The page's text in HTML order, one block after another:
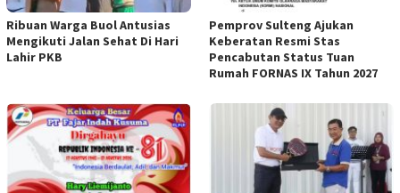
Ribuan Warga Buol Antusias
Mengikuti Jalan Sehat Di Hari
Lahir PKB
Pemprov Sulteng Ajukan
Keberatan Resmi Stas
Pencabutan Status Tuan
Rumah FORNAS IX Tahun 2027